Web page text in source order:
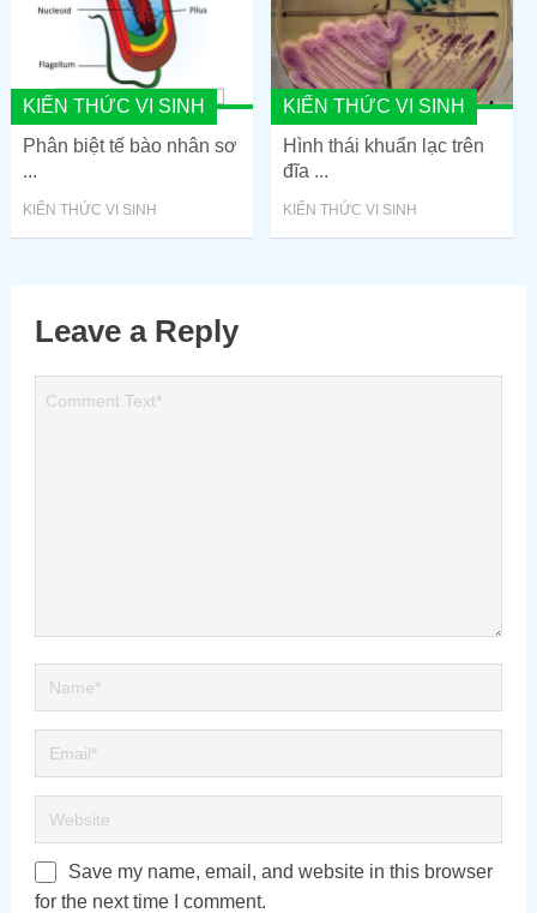
KIẾN THỨC VI SINH
Phân biệt tế bào nhân sơ
...
KIẾN THỨC VI SINH
KIẾN THỨC VI SINH
Hình thái khuẩn lạc trên
đĩa ...
KIẾN THỨC VI SINH
Leave a Reply
Save my name, email, and website in this browser
for the next time I comment.